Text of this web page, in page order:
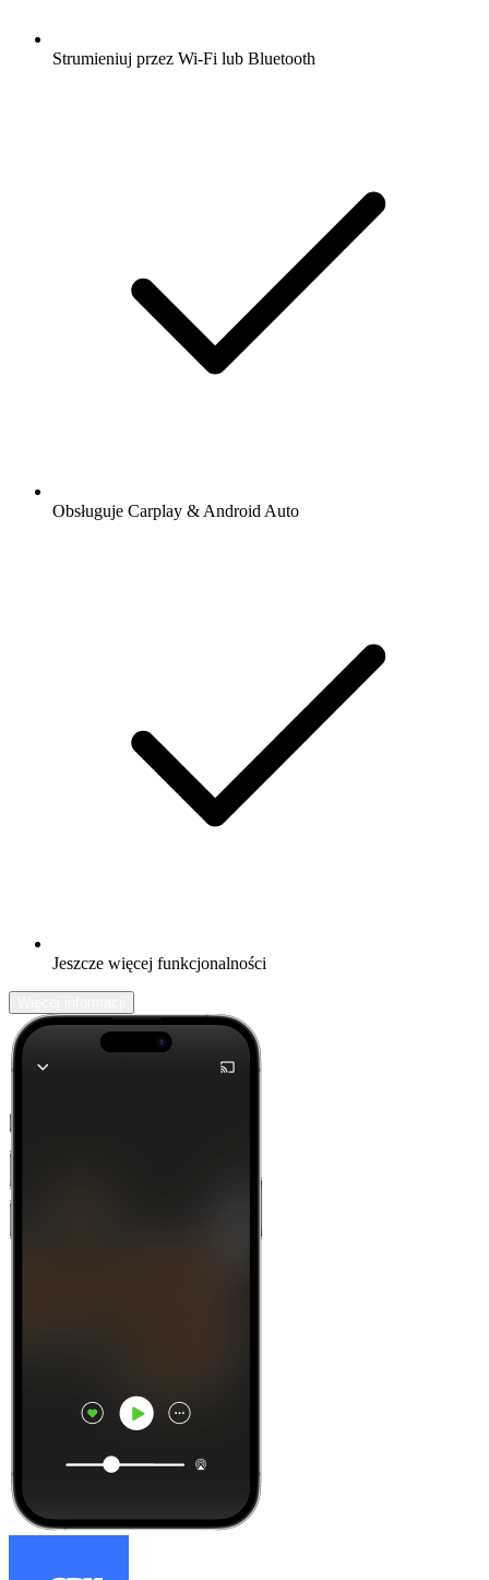
Strumieniuj przez Wi-Fi lub Bluetooth
Obsługuje Carplay & Android Auto
Jeszcze więcej funkcjonalności